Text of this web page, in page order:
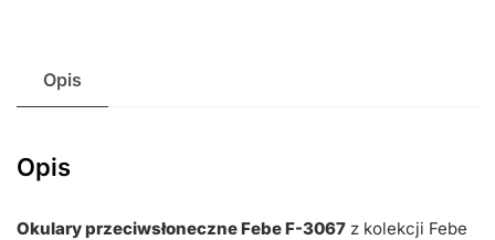
Opis
Opis
Okulary przeciwsłoneczne Febe F-3067 z kolekcji Febe